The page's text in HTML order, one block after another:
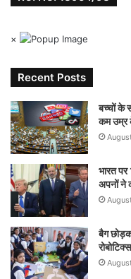
×
Recent Posts
बच्चों के
कम उम्र
भारत
अपनों ने
बैग